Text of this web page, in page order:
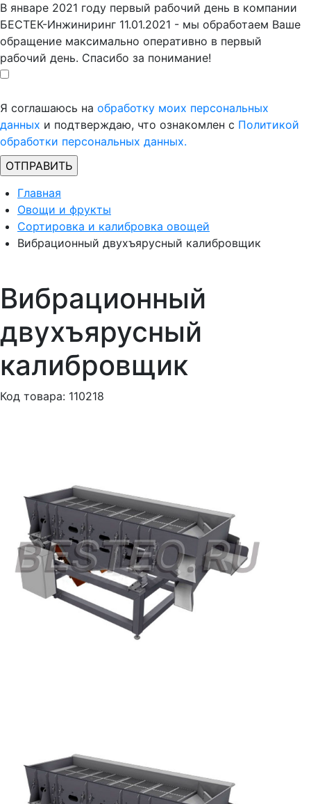
В январе 2021 году первый рабочий день в компании
БЕСТЕК-Инжиниринг 11.01.2021 - мы обработаем Ваше
обращение максимально оперативно в первый
рабочий день. Спасибо за понимание!
Я соглашаюсь на обработку моих персональных
данных и подтверждаю, что ознакомлен с Политикой
обработки персональных данных.
Главная
Овощи и фрукты
Сортировка и калибровка овощей
Вибрационный двухъярусный калибровщик
Вибрационный
двухъярусный
калибровщик
Код товара: 110218